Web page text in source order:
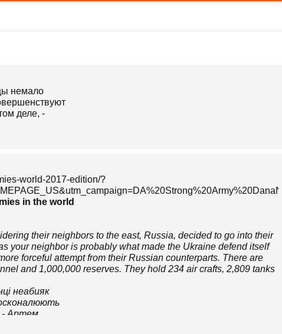
world-2017-edition/?
in the world
their neighbors to the east, Russia, decided to go into their
your neighbor is probably what made the Ukraine defend itself
forceful attempt from their Russian counterparts. There are
and 1,000,000 reserves. They hold 234 air crafts, 2,809 tanks